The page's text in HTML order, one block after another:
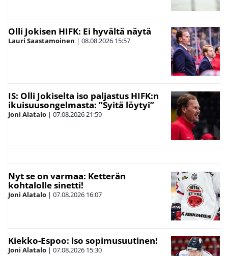
Olli Jokisen HIFK: Ei hyvältä näytä
Lauri Saastamoinen | 08.08.2026 15:57
IS: Olli Jokiselta iso paljastus HIFK:n
ikuisuusongelmasta: ”Syitä löytyi”
Joni Alatalo | 07.08.202621:59
Nyt se on varmaa: Ketterän
kohtalolle sinetti!
Joni Alatalo | 07.08.2026 16:07
Kiekko-Espoo: iso sopimusuutinen!
Joni Alatalo | 07.08.2026 15:30